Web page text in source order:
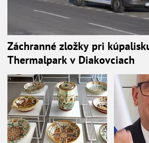
Záchranné zložky pri
Thermalpark v Diakovciach